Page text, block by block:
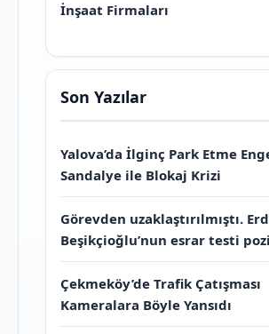
İnşaat Firmaları
Son Yazılar
Yalova’da İlginç Park Etme
Sandalye ile Blokaj Krizi
Görevden uzaklaştırılmıştı.
Beşikçioğlu’nun esrar testi
Çekmeköy’de Trafik Çatışması
Kameralara Böyle Yansıdı